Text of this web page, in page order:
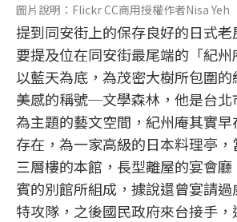
圖片說明：Flickr CC商用授權作者Nisa Yeh
提到同安街上的保存良好的日式
要提及位在同安街最尾端的「紀州
以藍天為底，為茂密大樹所包圍
美感的稱號─文學森林，他是台北
為主題的藝文空間，紀州庵其實
存在，為一家高級的日本料理亭
三層樓的本館，長型離屋的宴會
賓的別館所組成，據說還曾宴請
特攻隊，之後國民政府來台接手，